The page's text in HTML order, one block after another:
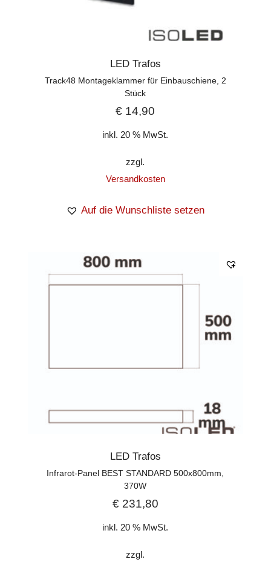
LED Trafos
Track48 Montageklammer für Einbauschiene, 2
Stück
€ 14,90
inkl. 20 % MwSt.
zzgl.
Versandkosten
Auf die Wunschliste setzen
LED Trafos
Infrarot-Panel BEST STANDARD 500x800mm,
370W
€231,80
inkl. 20 % MwSt.
zzgl.